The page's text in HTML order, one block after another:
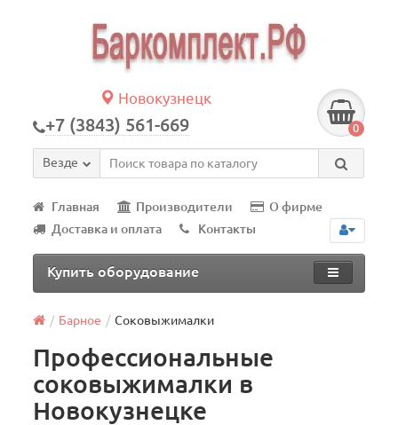
Новокузнецк
+7 (3843) 561-669 0
Везде
Главная Производители
О фирме
Доставка и оплата
Контакты
Купить оборудование
Барное Соковыжималки
Профессиональные
соковыжималки в
Новокузнецке